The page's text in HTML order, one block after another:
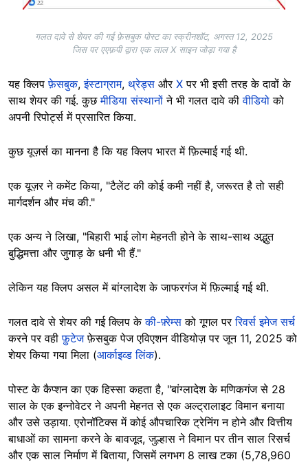
गलत दावे से शेयर की गई फ़ेसबुक पोस्ट का स्क्रीनशॉट, अगस्त 12, 2025
जिस पर एएफ़पी द्वारा एक लाल X साइन जोड़ा गया है
यह क्लिपफ़ेसबुक,इंस्टाग्राम, थ्रेड्स और X पर भी इसी तरह के दावों के
साथ शेयर की गई. कुछमीडिया संस्थानों ने भी गलत दावे कीवीडियोको
अपनी रिपोर्ट्स में प्रसारित किया.
कुछ यूज़र्स का मानना है कि यह क्लिप भारत में फ़िल्माई गई थी.
एक यूज़र ने कमेंट किया, "टैलेंट की कोई कमी नहीं है, जरूरत है तो सही
मार्गदर्शन और मंच की."
एक अन्य ने लिखा, "बिहारी भाई लोग मेहनती होने के साथ-साथ अद्भुत
बुद्धिमत्ता और जुगाड़ के धनी भी हैं."
लेकिन यह क्लिप असल में बांग्लादेश के जाफरगंज में फ़िल्माई गई थी.
गलत दावे से शेयर की गई क्लिप केकी-फ़्रेम्स को गूगल पररिवर्स इमेज सर्च
करने पर वहीफ़ुटेजफ़ेसबुक पेज एविएशन वीडियोज़ पर जून 11, 2025 को
शेयर किया गया मिला (आर्काइव्ड लिंक).
पोस्ट के कैप्शन का एक हिस्सा कहता है, "बांग्लादेश के मणिकगंज से 28
साल के एक इन्नोवेटर ने अपनी मेहनत से एक अल्ट्रालाइट विमान बनाया
और उसे उड़ाया. एरोनॉटिक्स में कोई औपचारिक ट्रेनिंग न होने और वित्तीय
बाधाओं का सामना करने के बावजूद, जुल्हास ने विमान पर तीन साल रिसर्च
और एक साल निर्माण में बिताया, जिसमें लगभग 8 लाख टका (5,78,960